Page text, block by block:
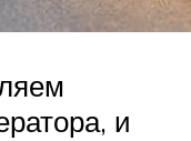
и